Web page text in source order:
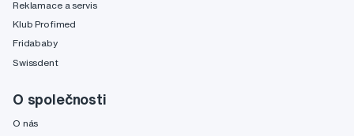
Reklamace a servis
Klub Profimed
Fridababy
Swissdent
O společnosti
O nás